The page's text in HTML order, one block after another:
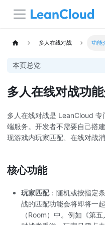
多人在线对战 功能
本页总览
多人在线对战功
多人在线对战是 LeanCloud 专
端服务。开发者不需要自己搭
现游戏内玩家匹配、在线对战
核心功能
玩家匹配：随机或按指定
战的匹配功能会将即将一
（Room）中。例如《第